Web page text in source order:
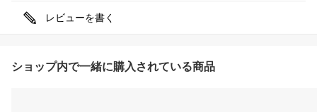
レビューを書く
ショップ内で一緒に購入されている商品